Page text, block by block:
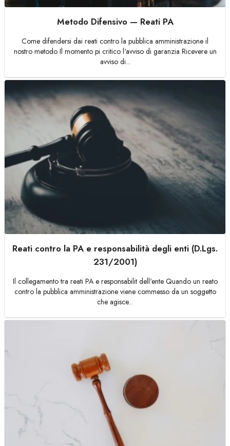
Metodo Difensivo — Reati PA
Come difendersi dai reati contro la pubblica amministrazione il
nostro metodo Il momento pi critico l'avviso di garanzia Ricevere un
avviso di...
Reati contro la PA e responsabilità degli enti (D.Lgs.
231/2001)
Il collegamento tra reati PA e responsabilit dell'ente Quando un reato
contro la pubblica amministrazione viene commesso da un soggetto
che agisce...